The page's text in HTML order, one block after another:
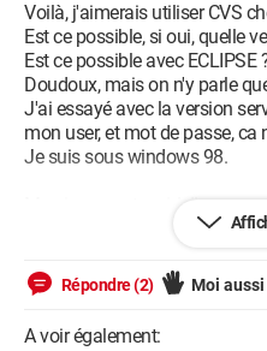
Voilà, j'aimerais utiliser CVS
Est ce possible, si oui, quelle
Est ce possible avec
Doudoux, mais on n'y parle
J'ai essayé avec la version
mon user, et mot de passe, ca
Je suis sous windows 98.
Répondre (2) Moi aussi
A voir également: